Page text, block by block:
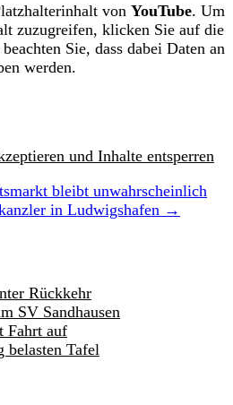
von YouTube. Um
zuzugreifen, klicken Sie auf die
Sie, dass dabei Daten an
werden.
und Inhalte entsperren
bleibt unwahrscheinlich
in Ludwigshafen →
Rückkehr
SV Sandhausen
Fahrt auf
belasten Tafel